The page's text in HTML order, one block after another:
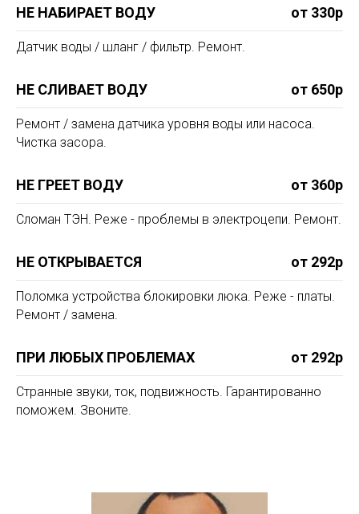
НЕ НАБИРАЕТ ВОДУ от 330р
Датчик воды / шланг / фильтр. Ремонт.
НЕ СЛИВАЕТ ВОДУ от 650р
Ремонт / замена датчика уровня воды или насоса.
Чистка засора.
НЕ ГРЕЕТ ВОДУ от 360р
Сломан ТЭН. Реже - проблемы в электроцепи. Ремонт.
НЕ ОТКРЫВАЕТСЯ от 292р
Поломка устройства блокировки люка. Реже - платы.
Ремонт / замена.
ПРИ ЛЮБЫХ ПРОБЛЕМАХ от 292р
Странные звуки, ток, подвижность. Гарантированно
поможем. Звоните.